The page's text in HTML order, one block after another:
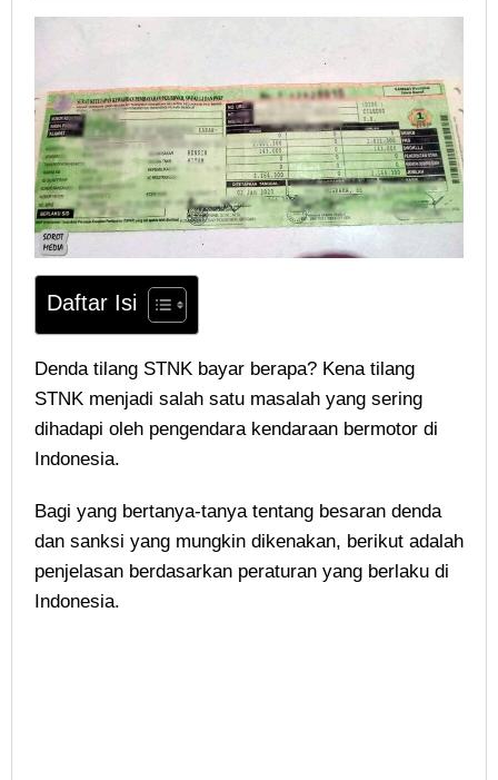
Daftar Isi
Denda tilang STNK bayar berapa? Kena tilang
STNK menjadi salah satu masalah yang sering
dihadapi oleh pengendara kendaraan bermotor di
Indonesia.
Bagi yang bertanya-tanya tentang besaran denda
dan sanksi yang mungkin dikenakan, berikut adalah
penjelasan berdasarkan peraturan yang berlaku di
Indonesia.